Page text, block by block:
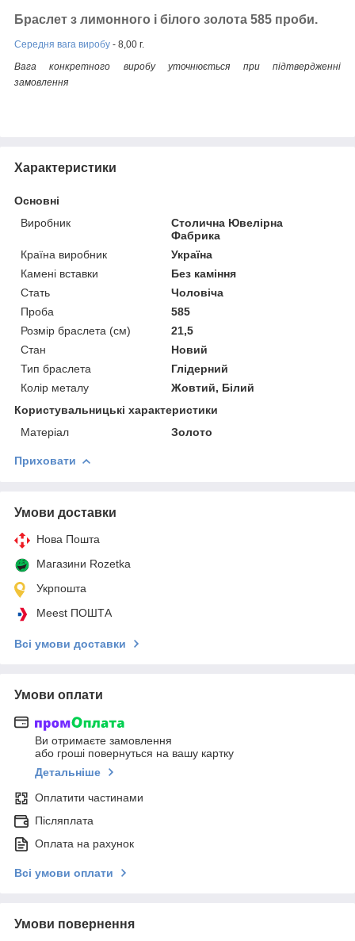
Браслет з лимонного і білого золота 585 проби.
Середня вага виробу - 8,00 г.
Вага конкретного виробу уточнюється при підтвердженні
замовлення
Характеристики
Основні
Виробник
Столична Ювелірна
Фабрика
Країна виробник
Україна
Камені вставки
Без каміння
Стать
Чоловіча
Проба
585
Розмір браслета (см)
21,5
Стан
Новий
Тип браслета
Глідерний
Колір металу
Жовтий, Білий
Користувальницькі характеристики
Матеріал
Золото
Приховати
Умови доставки
Нова Пошта
Магазини Rozetka
Укрпошта
Meest ПОШТА
Всі умови доставки
Умови оплати
Ви отримаєте замовлення
або гроші повернуться на вашу картку
Детальніше
Оплатити частинами
Післяплата
Оплата на рахунок
Всі умови оплати
Умови повернення